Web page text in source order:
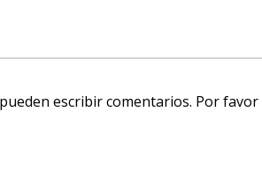
escribir comentarios. Por favor